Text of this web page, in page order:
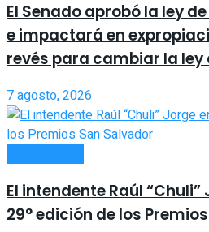
El Senado aprobó la ley
e impactará en
revés para cambiar la ley
7 agosto, 2026
El intendente Raúl
29° edición de los